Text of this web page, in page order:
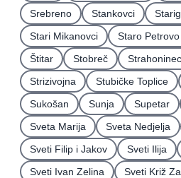
Srebreno
Stankovci
Stari Mikanovci
Staro
Štitar
Stobreč Strahoninec
Strizivojna
Stubičke Toplice
Sukošan
Sunja Supetar
Sveta Marija
Sveta Nedjelja
Sveti Filip i Jakov
Sveti Ilija
Sveti Ivan Zelina
Sveti Križ